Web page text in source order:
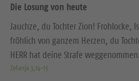
Die Losung von heute
Jauchze, du Tochter Zion! Frohlocke,
fröhlich von ganzem Herzen, du
HERR hat deine Strafe
Zefanja 3,14-15